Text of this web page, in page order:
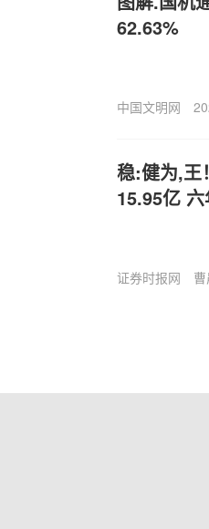
62.63%
中国文明网
稳:健为,王
15.95亿
证券时报网